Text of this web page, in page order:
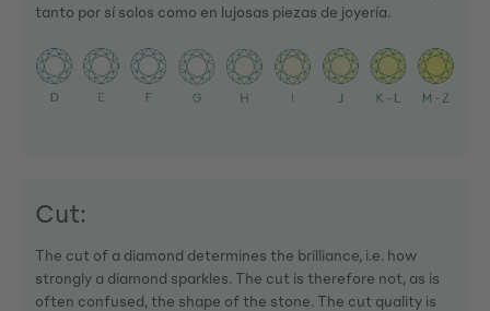
tanto por sí solos como en lujosas piezas de joyería.
Cut:
The cut of a diamond determines the brilliance, i.e. how
strongly a diamond sparkles. The cut is therefore not, as is
often confused, the shape of the stone. The cut quality is